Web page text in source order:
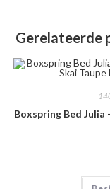
Gerelateerde
Boxspring Bed Julia